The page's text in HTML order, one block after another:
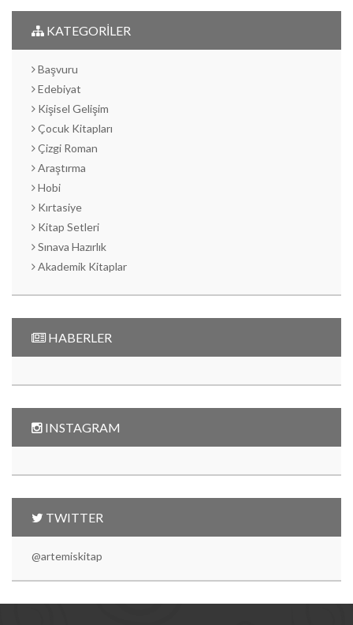
KATEGORİLER
Başvuru
Edebiyat
Kişisel Gelişim
Çocuk Kitapları
Çizgi Roman
Araştırma
Hobi
Kırtasiye
Kitap Setleri
Sınava Hazırlık
Akademik Kitaplar
HABERLER
INSTAGRAM
TWITTER
@artemiskitap